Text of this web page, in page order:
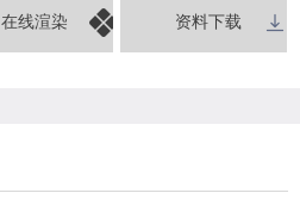
在线渲染 资料下载